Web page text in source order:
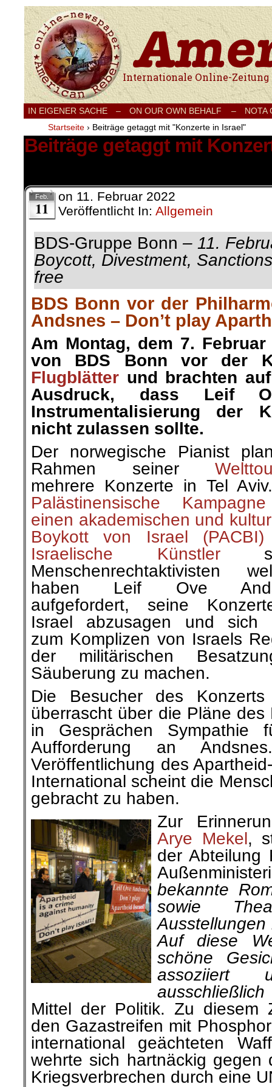
Internationale Onlinezeitung für Frieden,
IN EIGENER SACHE – ON OUR OWN BEHALF –
NOTA
Startseite › Beiträge getaggt mit "Konzerte in Israel"
Beiträge getaggt mit
Feb.
11
on 11. Februar 2022
Veröffentlicht In: Allgemein
BDS-Gruppe Bonn – 11.
Boycott, Divestment,
free
BDS Bonn vor der
Andsnes – Don’t play
Am Montag, dem 7.
von BDS Bonn vor der
Flugblätter und brachten
Ausdruck, dass Leif
Instrumentalisierung der
nicht zulassen sollte.
Der norwegische Pianist
Rahmen seiner
mehrere Konzerte in Tel
Palästinensische
einen akademischen und
Boykott von Israel (PACBI)
Israelische Künstler
Menschenrechtaktivisten
haben Leif Ove
aufgefordert, seine
Israel abzusagen und sich
zum Komplizen von Israels
der militärischen
Säuberung zu machen.
Die Besucher des Konzerts
überrascht über die Pläne
in Gesprächen Sympathie
Aufforderung an
Veröffentlichung des
International scheint die
gebracht zu haben.
Zur
Arye Mekel,
der Abteilung
bekannte
sowie
Auf diese
schöne
assoziiert
Mittel der Politik. Zu diesem
den Gazastreifen mit
international geächteten
wehrte sich hartnäckig gegen
Kriegsverbrechen durch eine